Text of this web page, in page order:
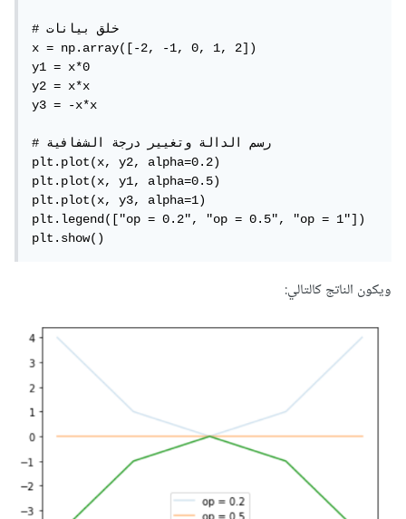
# خلق بيانات
x = np.array([-2, -1, 0, 1, 2])
y1 = x*0
y2 = x*x
y3 = -x*x
# رسم الدالة وتغيير درجة الشفافية
plt.plot(x, y2, alpha=0.2)
plt.plot(x, y1, alpha=0.5)
plt.plot(x, y3, alpha=1)
plt.legend(["op = 0.2", "op = 0.5", "op = 1"])
plt.show()
ويكون الناتج كالتالي: